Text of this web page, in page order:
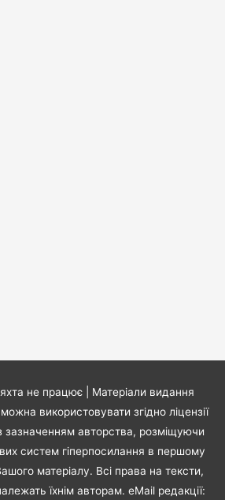
не працює| Матеріали видання
використовувати згідно ліцензії
зазначенням авторства, розміщуючи
систем гіперпосилання в першому
матеріалу. Всі права на тексти,
їхнім авторам. eMail редакції: